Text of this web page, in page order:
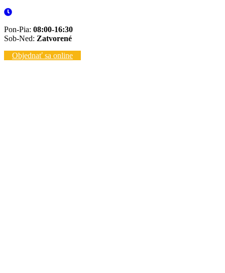
Pon-Pia: 08:00-16:30
Sob-Ned: Zatvorené
Objednať sa online